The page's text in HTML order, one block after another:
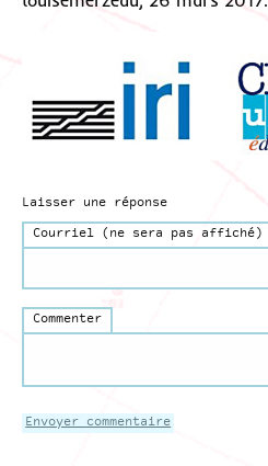
Laisser une réponse
Courriel (ne sera pas affiché)
Commenter